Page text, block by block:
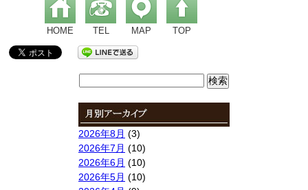
HOME TEL MAP TOP
2026年8月 (3)
2026年7月 (10)
2026年6月 (10)
2026年5月 (10)